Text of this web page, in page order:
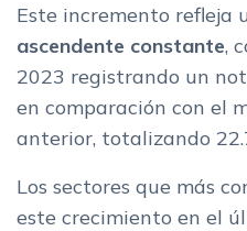
Este incremento refleja
ascendente constante,
2023 registrando un
en comparación con el
anterior, totalizando
Los sectores que más
este crecimiento en el